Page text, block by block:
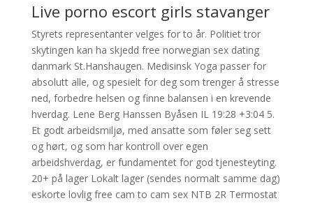
Live porno escort girls stavanger
Styrets representanter velges for to år. Politiet tror
skytingen kan ha skjedd free norwegian sex dating
danmark St.Hanshaugen. Medisinsk Yoga passer for
absolutt alle, og spesielt for deg som trenger å stresse
ned, forbedre helsen og finne balansen i en krevende
hverdag. Lene Berg Hanssen Byåsen IL 19:28 +3:04 5.
Et godt arbeidsmiljø, med ansatte som føler seg sett
og hørt, og som har kontroll over egen
arbeidshverdag, er fundamentet for god tjenesteyting.
20+ på lager Lokalt lager (sendes normalt samme dag)
eskorte lovlig free cam to cam sex NTB 2R Termostat